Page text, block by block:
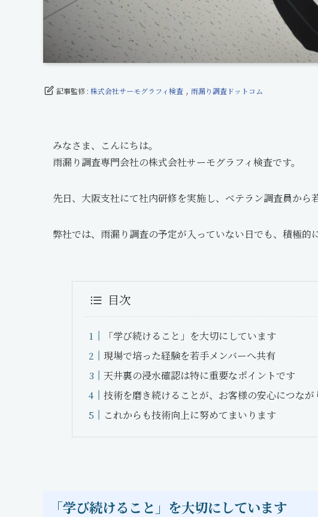
記事監修 :株式会社サーモグラフィ検査 ,雨漏り調査ドットコム
みなさま、こんにちは。
雨漏り調査専門会社の株式会社サーモグラフィ検査です。
先日、大阪支社にて社内研修を実施し、ベテラン調査員から
弊社では、雨漏り調査の予定が入っていない日でも、積極的
目次
「学び続けること」を大切にしています
現場で培った経験を若手メンバーへ共有
天井裏の浸水確認は特に重要なポイントです
技術を磨き続けることが、お客様の安心につなが
これからも技術向上に努めてまいります
「学び続けること」を大切にしています